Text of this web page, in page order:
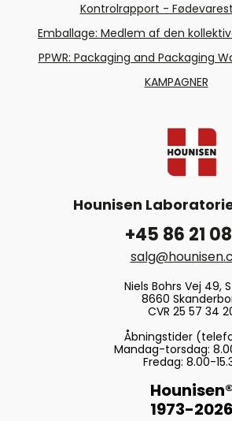
Kontrolrapport -
Emballage: Medlem af den
PPWR: Packaging and Packaging
KAMPAGNER
Hounisen
+45 86 21
Niels Bohrs Vej 49,
8660
CVR 25 57 34
Åbningstider
Mandag-torsdag:
Fredag: 8.00-
Hounisen®
1973-2026